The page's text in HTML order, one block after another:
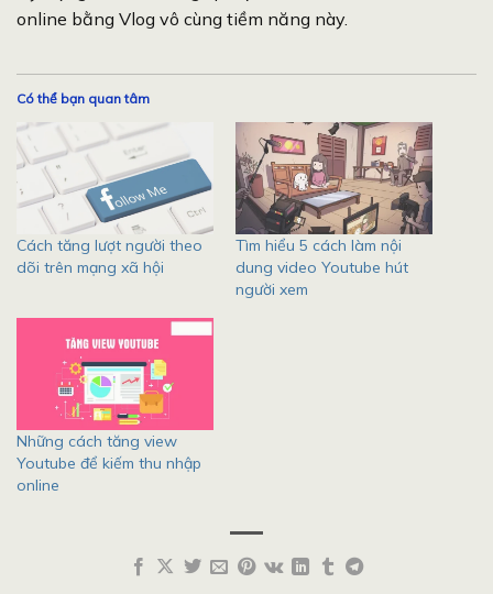
online bằng Vlog vô cùng tiềm năng này.
Có thể bạn quan tâm
Cách tăng lượt người theo
dõi trên mạng xã hội
Tìm hiểu 5 cách làm nội
dung video Youtube hút
người xem
Những cách tăng view
Youtube để kiếm thu nhập
online